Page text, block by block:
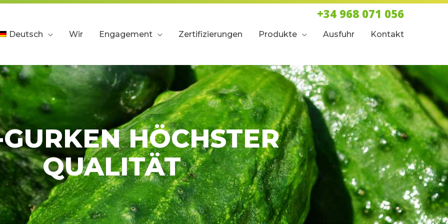
+34 968 071 056
Deutsch Wir Engagement Zertifizierungen Produkte Ausfuhr Kontakt
HÖCHSTER
QUALITÄT